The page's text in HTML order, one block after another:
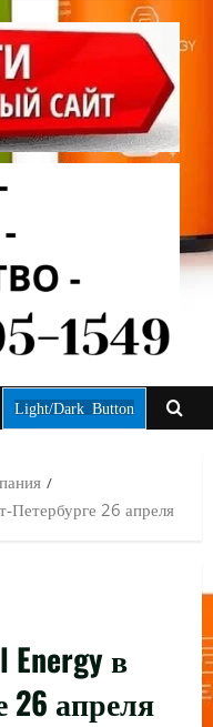
Light/Dark Button
Петербурге 26 апреля
Energy в
26 апреля